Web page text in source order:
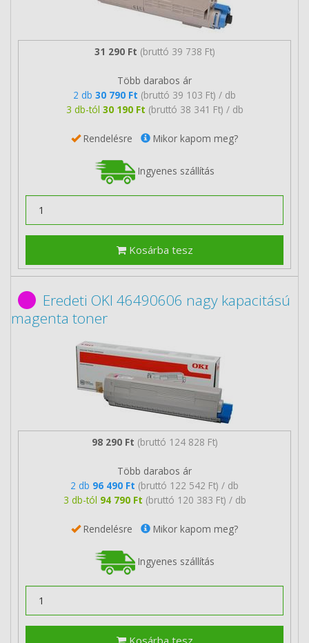
31 290 Ft (bruttó 39 738 Ft)
Több darabos ár
2 db 30 790 Ft (bruttó 39 103 Ft) / db
3 db-tól 30 190 Ft (bruttó 38 341 Ft) / db
Rendelésre Mikor kapom meg?
Ingyenes szállítás
Kosárba tesz
Eredeti OKI 46490606 nagy kapacitású
magenta toner
98 290 Ft (bruttó 124 828 Ft)
Több darabos ár
2 db 96 490 Ft (bruttó 122 542 Ft) / db
3 db-tól 94 790 Ft (bruttó 120 383 Ft) / db
Rendelésre Mikor kapom meg?
Ingyenes szállítás
Kosárba tesz